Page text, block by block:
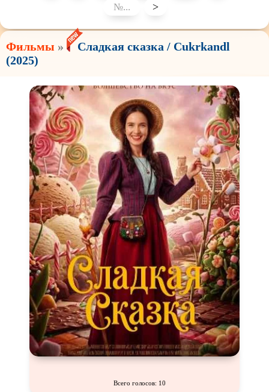
>
Фильмы »
Сладкая сказка / Cukrkandl
(2025)
Всего голосов: 10